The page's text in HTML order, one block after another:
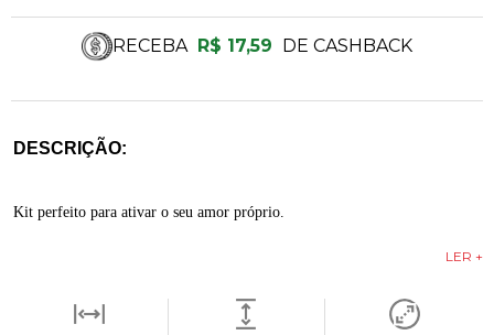
DESCRIÇÃO:
Kit perfeito para ativar o seu amor próprio.
LER +
RECEBA R$ 17,59 DE CASHBACK